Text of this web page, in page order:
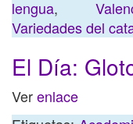
lengua,
Variedades del
El Día:
Verenlace